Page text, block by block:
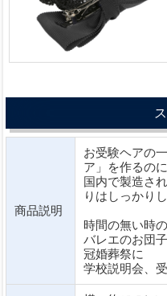
商品説明
お受験ヘアの
ア」を作るの
国内で製造さ
りはしっかり
時間の無い時
バレエのお団
冠婚葬祭に
学校説明会、